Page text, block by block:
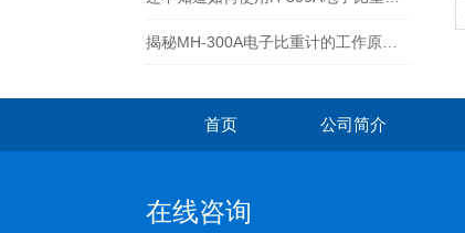
首页 公司简介
在线咨询